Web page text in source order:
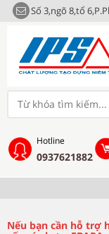
Số 3,ngõ 8,tổ
Hotline
0937621882
Nếu bạn cần hỗ trợ